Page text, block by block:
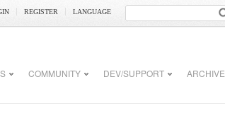
REGISTER LANGUAGE
COMMUNITY DEV/SUPPORT ARCHIVE